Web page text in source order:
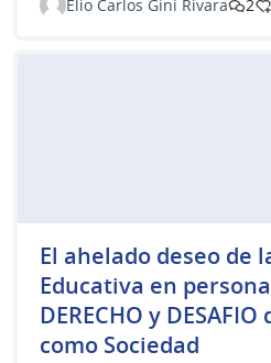
Elio Carlos Gini Rivara 2
El ahelado deseo de
Educativa en
DERECHO y DESAFIO
como Sociedad